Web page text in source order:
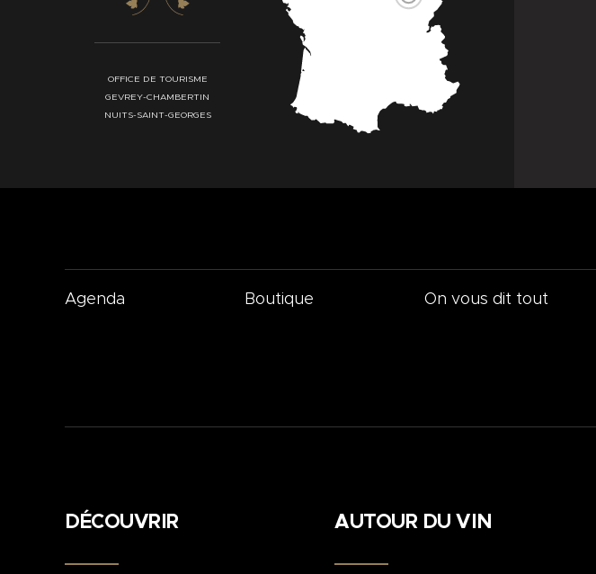
OFFICE DE TOURISME
GEVREY-CHAMBERTIN
NUITS-SAINT-GEORGES
Agenda Boutique On vous dit tout
DÉCOUVRIR AUTOUR DU VIN